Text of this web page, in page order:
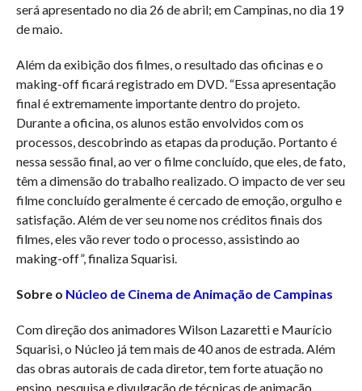
será apresentado no dia 26 de abril; em Campinas, no dia 19
de maio.
Além da exibição dos filmes, o resultado das oficinas e o
making-off ficará registrado em DVD. “Essa apresentação
final é extremamente importante dentro do projeto.
Durante a oficina, os alunos estão envolvidos com os
processos, descobrindo as etapas da produção. Portanto é
nessa sessão final, ao ver o filme concluído, que eles, de fato,
têm a dimensão do trabalho realizado. O impacto de ver seu
filme concluído geralmente é cercado de emoção, orgulho e
satisfação. Além de ver seu nome nos créditos finais dos
filmes, eles vão rever todo o processo, assistindo ao
making-off”, finaliza Squarisi.
Sobre o Núcleo de Cinema de Animação de Campinas
Com direção dos animadores Wilson Lazaretti e Maurício
Squarisi, o Núcleo já tem mais de 40 anos de estrada. Além
das obras autorais de cada diretor, tem forte atuação no
ensino, pesquisa e divulgação de técnicas de animação,